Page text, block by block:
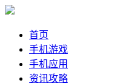
首页
手机游戏
手机应用
资讯攻略